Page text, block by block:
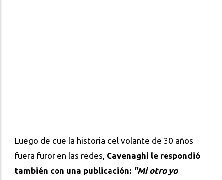
Luego de que la historia del volante de 30 años
fuera furor en las redes, Cavenaghi le respondió
también con una publicación: "Mi otro yo